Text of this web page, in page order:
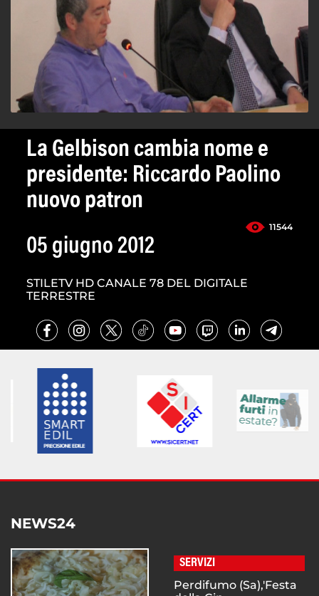
La Gelbison cambia nome e
presidente: Riccardo Paolino
nuovo patron
11544
05 giugno 2012
STILETV HD CANALE 78 DEL DIGITALE
TERRESTRE
NEWS24
SERVIZI
Perdifumo (Sa),'Festa